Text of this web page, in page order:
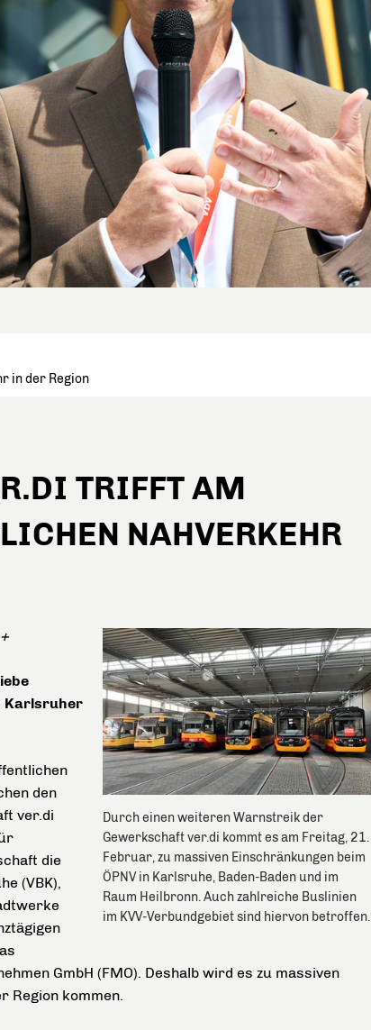
in der Region
TRIFFT AM
NAHVERKEHR
Durch einen weiteren Warnstreik der
Gewerkschaft ver.di kommt es am Freitag, 21.
Februar, zu massiven Einschränkungen beim
ÖPNV in Karlsruhe, Baden-Baden und im
Raum Heilbronn. Auch zahlreiche Buslinien
im KVV-Verbundgebiet sind hiervon betroffen.
Karlsruher
den
ver.di
die
(VBK),
GmbH (FMO). Deshalb wird es zu massiven
Region kommen.